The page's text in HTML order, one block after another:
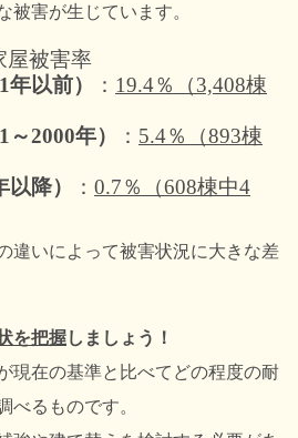
被害が生じています。
屋被害率
年以前） ： 19.4％（3,408棟
2000年） ： 5.4％（893棟
降） ： 0.7％（608棟中4
違いによって被害状況に大きな差
を把握しましょう！
現在の基準と比べてどの程度の耐
べるものです。